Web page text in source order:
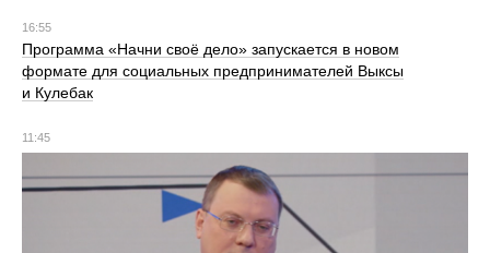
16:55
Программа «Начни своё дело» запускается в новом
формате для социальных предпринимателей Выксы
и Кулебак
11:45